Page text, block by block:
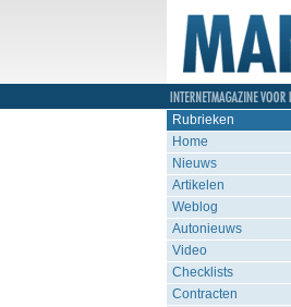
Rubrieken
Home
Nieuws
Artikelen
Weblog
Autonieuws
Video
Checklists
Contracten